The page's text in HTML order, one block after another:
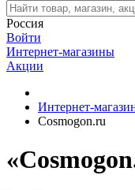
Россия
Войти
Интернет-магазины
Акции
Интернет-
Cosmogon.ru